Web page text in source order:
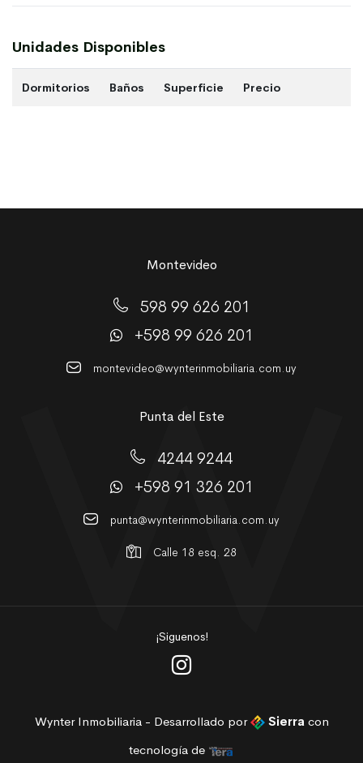
Unidades Disponibles
Dormitorios Baños Superficie Precio
Montevideo
598 99 626 201
+598 99 626 201
montevideo@wynterinmobiliaria.com.uy
Punta del Este
4244 9244
+598 91 326 201
punta@wynterinmobiliaria.com.uy
Calle 18 esq. 28
¡Siguenos!
Wynter Inmobiliaria - Desarrollado por Sierra con
tecnología de